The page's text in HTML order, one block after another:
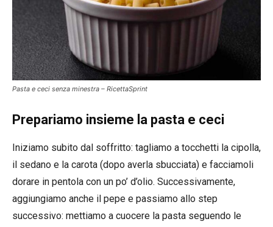
Pasta e ceci senza minestra – RicettaSprint
Prepariamo insieme la pasta e ceci
Iniziamo subito dal soffritto: tagliamo a tocchetti la cipolla,
il sedano e la carota (dopo averla sbucciata) e facciamoli
dorare in pentola con un po’ d’olio. Successivamente,
aggiungiamo anche il pepe e passiamo allo step
successivo: mettiamo a cuocere la pasta seguendo le